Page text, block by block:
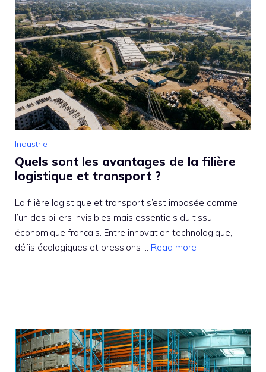
Industrie
Quels sont les avantages de la filière
logistique et transport ?
La filière logistique et transport s’est imposée comme
l’un des piliers invisibles mais essentiels du tissu
économique français. Entre innovation technologique,
défis écologiques et pressions ... Read more